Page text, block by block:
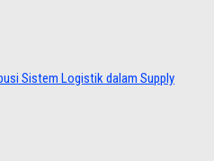
Sistem Logistik dalam Supply